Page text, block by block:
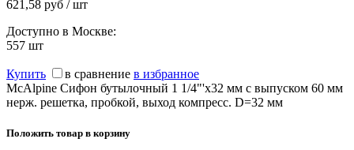
621,58 руб / шт
Доступно в Москве:
557 шт
Купить в сравнение в избранное
McAlpine Сифон бутылочный 1 1/4"'x32 мм с выпуском 60 мм
нерж. решетка, пробкой, выход компресс. D=32 мм
Положить товар в корзину